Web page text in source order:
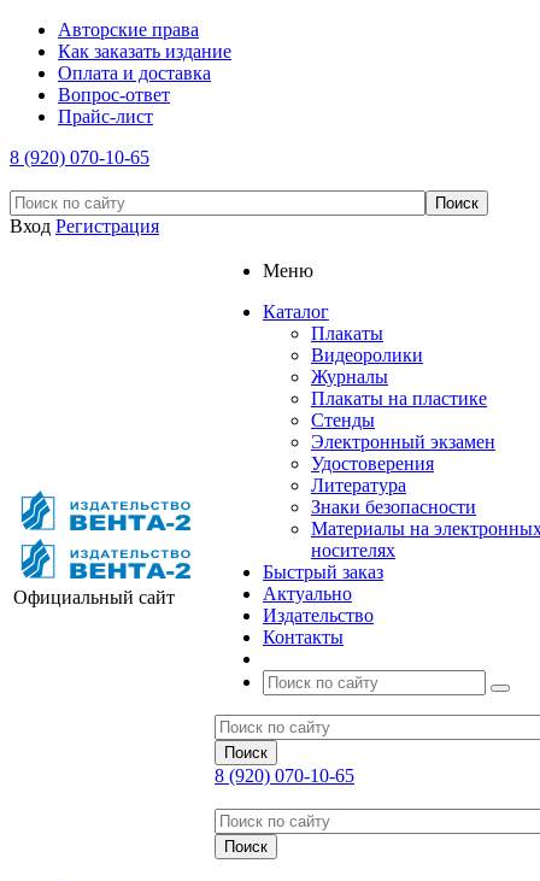
Авторские права
Как заказать издание
Оплата и доставка
Вопрос-ответ
Прайс-лист
8 (920) 070-10-65
Вход Регистрация
Официальный сайт
Меню
Каталог
Плакаты
Видеоролики
Журналы
Плакаты на пластике
Стенды
Электронный экзамен
Удостоверения
Литература
Знаки безопасности
Материалы на
носителях
Быстрый заказ
Актуально
Издательство
Контакты
8 (920) 070-10-65